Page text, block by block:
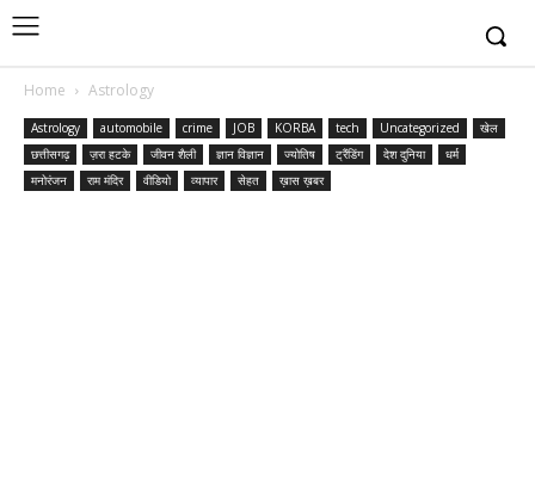
Home Astrology
Astrology automobile crime JOB KORBA tech Uncategorized
खेल
छत्तीसगढ़
ज़रा हटके जीवन शैली ज्ञान विज्ञान ज्योतिष ट्रैंडिंग देश दुनिया
धर्म
मनोरंजन
राम मंदिर वीडियो व्यापार सेहत ख़ास ख़बर